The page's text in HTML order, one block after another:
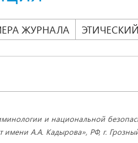
ЖУРНАЛА
и национальной
имени А.А. Кадырова», РФ, г.